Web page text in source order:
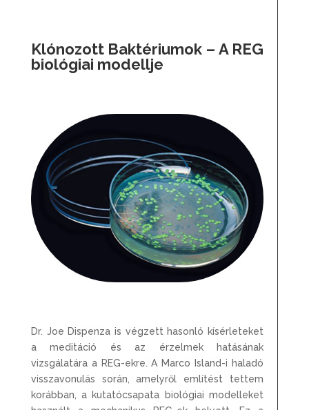
Klónozott Baktériumok – A REG
biológiai modellje
Dr. Joe Dispenza is végzett hasonló kísérleteket
a meditáció és az érzelmek hatásának
vizsgálatára a REG-ekre. A Marco Island-i haladó
visszavonulás során, amelyről említést tettem
korábban, a kutatócsapata biológiai modelleket